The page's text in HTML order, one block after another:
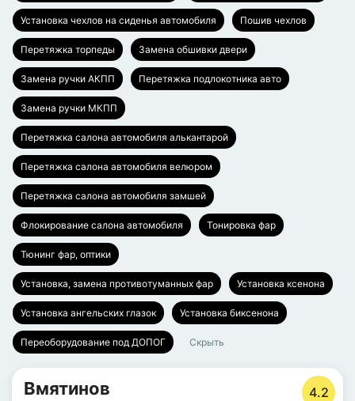
Установка чехлов на сиденья автомобиля Пошив чехлов
Перетяжка торпеды Замена обшивки двери
Замена ручки АКПП Перетяжка подлокотника авто
Замена ручки МКПП
Перетяжка салона автомобиля алькантарой
Перетяжка салона автомобиля велюром
Перетяжка салона автомобиля замшей
Флокирование салона автомобиля Тонировка фар
Тюнинг фар, оптики
Установка, замена противотуманных фар Установка ксенона
Установка ангельских глазок Установка биксенона
Переоборудование под ДОПОГ Скрыть
Вмятинов 4.2